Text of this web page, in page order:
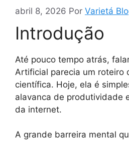
abril 8, 2026 Por Varietá
Introdução
Até pouco tempo atrás,
Artificial parecia um roteiro
científica. Hoje, ela é
alavanca de produtividade
da internet.
A grande barreira mental